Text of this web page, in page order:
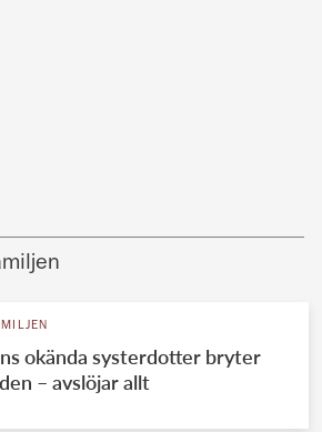
okända systerdotter bryter
– avslöjar allt